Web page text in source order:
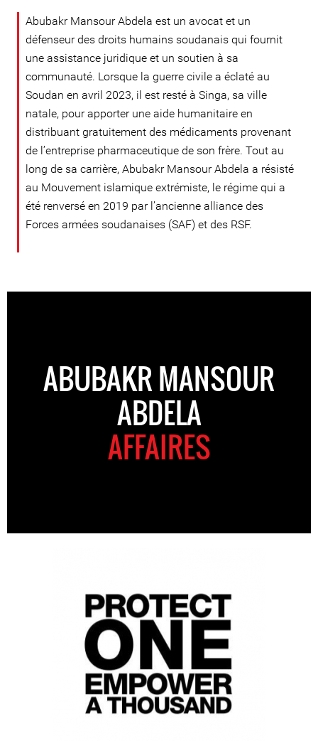
Abubakr Mansour Abdela est un avocat et un
défenseur des droits humains soudanais qui fournit
une assistance juridique et un soutien à sa
communauté. Lorsque la guerre civile a éclaté au
Soudan en avril 2023, il est resté à Singa, sa ville
natale, pour apporter une aide humanitaire en
distribuant gratuitement des médicaments provenant
de l’entreprise pharmaceutique de son frère. Tout au
long de sa carrière, Abubakr Mansour Abdela a résisté
au Mouvement islamique extrémiste, le régime qui a
été renversé en 2019 par l’ancienne alliance des
Forces armées soudanaises (SAF) et des RSF.
ABUBAKR MANSOUR
ABDELA
AFFAIRES